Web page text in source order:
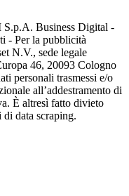
S.p.A. Business Digital -
- Per la pubblicità
N.V., sede legale
46, 20093 Cologno
personali trasmessi e/o
all’addestramento di
È altresì fatto divieto
di data scraping.